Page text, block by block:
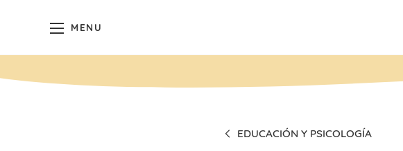
MENU
EDUCACIÓN Y PSICOLOGÍA